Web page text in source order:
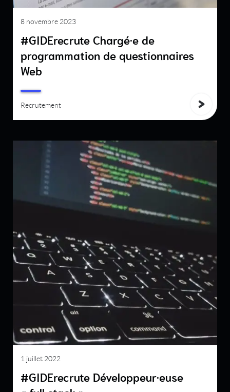
8 novembre 2023
#GIDErecrute Chargé·e de
programmation de questionnaires
Web
Recrutement
1 juillet 2022
#GIDErecrute Développeur·euse